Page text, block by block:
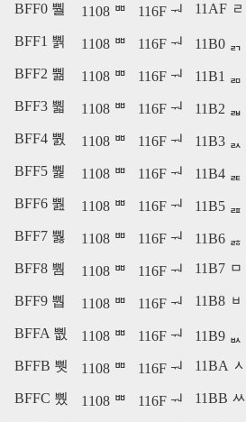
BFF0 뿰 1108 ᄈ 116F ᅯ 11AF ᆯ
BFF1 뿱 1108 ᄈ 116F ᅯ
11B0 ᆰ
BFF2 뿲
1108 ᄈ 116F ᅯ
11B1 ᆱ
BFF3 뿳
1108 ᄈ 116F ᅯ
11B2 ᆲ
BFF4 뿴
1108 ᄈ 116F ᅯ
11B3 ᆳ
BFF5 뿵
1108 ᄈ 116F ᅯ
11B4 ᆴ
BFF6 뿶
1108 ᄈ 116F ᅯ
11B5 ᆵ
BFF7 뿷
1108 ᄈ 116F ᅯ
11B6 ᆶ
BFF8 뿸
1108 ᄈ 116F ᅯ 11B7 ᆷ
BFF9 뿹 1108 ᄈ 116F ᅯ 11B8 ᆸ
BFFA 뿺 1108 ᄈ 116F ᅯ
11B9 ᆹ
BFFB 뿻
1108 ᄈ 116F ᅯ 11BA ᆺ
BFFC 뿼 1108 ᄈ 116F ᅯ 11BB ᆻ